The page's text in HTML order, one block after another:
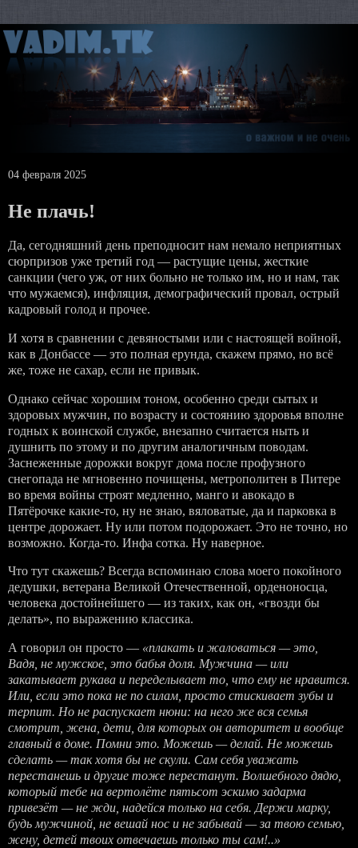
04 февраля 2025
Не плачь!
Да, сегодняшний день преподносит нам немало неприятных
сюрпризов уже третий год — растущие цены, жесткие
санкции (чего уж, от них больно не только им, но и нам, так
что мужаемся), инфляция, демографический провал, острый
кадровый голод и прочее.
И хотя в сравнении с девяностыми или с настоящей войной,
как в Донбассе — это полная ерунда, скажем прямо, но всё
же, тоже не сахар, если не привык.
Однако сейчас хорошим тоном, особенно среди сытых и
здоровых мужчин, по возрасту и состоянию здоровья вполне
годных к воинской службе, внезапно считается ныть и
душнить по этому и по другим аналогичным поводам.
Заснеженные дорожки вокруг дома после профузного
снегопада не мгновенно почищены, метрополитен в Питере
во время войны строят медленно, манго и авокадо в
Пятёрочке какие-то, ну не знаю, вяловатые, да и парковка в
центре дорожает. Ну или потом подорожает. Это не точно, но
возможно. Когда-то. Инфа сотка. Ну наверное.
Что тут скажешь? Всегда вспоминаю слова моего покойного
дедушки, ветерана Великой Отечественной, орденоносца,
человека достойнейшего — из таких, как он, «гвозди бы
делать», по выражению классика.
А говорил он просто — «плакать и жаловаться — это,
Вадя, не мужское, это бабья доля. Мужчина — или
закатывает рукава и переделывает то, что ему не нравится.
Или, если это пока не по силам, просто стискивает зубы и
терпит. Но не распускает нюни: на него же вся семья
смотрит, жена, дети, для которых он авторитет и вообще
главный в доме. Помни это. Можешь — делай. Не можешь
сделать — так хотя бы не скули. Сам себя уважать
перестанешь и другие тоже перестанут. Волшебного дядю,
который тебе на вертолёте пятьсот эскимо задарма
привезёт — не жди, надейся только на себя. Держи марку,
будь мужчиной, не вешай нос и не забывай — за твою семью,
жену, детей твоих отвечаешь только ты сам!..»